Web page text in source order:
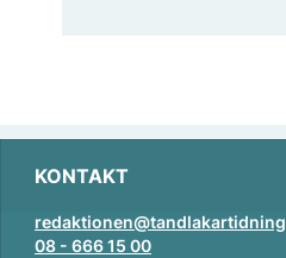
KONTAKT
08 - 666 15 00